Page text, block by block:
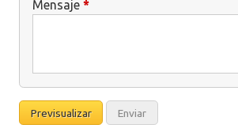
Mensaje *